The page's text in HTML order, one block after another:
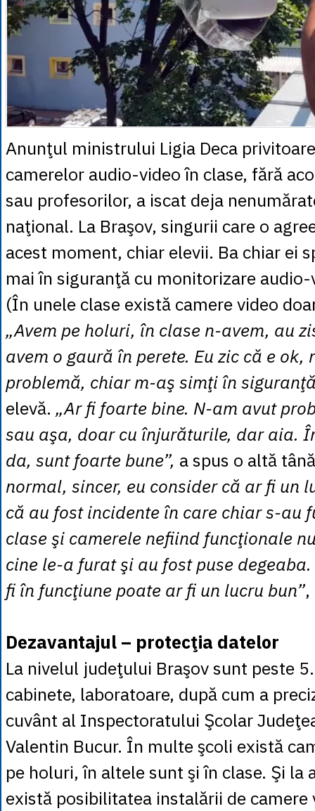
Anunţul ministrului Ligia Deca
camerelor audio-video în clase, fără
sau profesorilor, a iscat deja
naţional. La Braşov, singurii care o
acest moment, chiar elevii. Ba chiar ei
mai în siguranţă cu monitorizare audio-
(În unele clase există camere video
„Avem pe holuri, în clase n-avem, au
avem o gaură în perete. Eu zic că e ok,
problemă, chiar m-aş simţi în
elevă. „Ar fi foarte bine. N-am avut
sau aşa, doar cu înjurăturile, dar aia.
da, sunt foarte bune”, a spus o altă
normal, sincer, eu consider că ar fi un
că au fost incidente în care chiar s-au
clase şi camerele nefiind funcţionale
cine le-a furat şi au fost puse
fi în funcţiune poate ar fi un lucru bun”
Dezavantajul – protecţia datelor
La nivelul judeţului Braşov sunt peste
cabinete, laboratoare, după cum a
cuvânt al Inspectoratului Şcolar
Valentin Bucur. În multe şcoli există
pe holuri, în altele sunt şi în clase. Şi la
există posibilitatea instalării de camere